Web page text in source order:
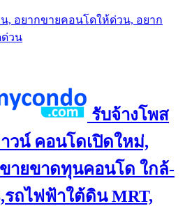
, อยากขายคอนโดให้ด่วน, อยาก
วน
รับจ้างโพส
วน์ คอนโดเปิดใหม่,
ายขาดทุนคอนโด ใกล้-
ถไฟฟ้าใต้ดิน MRT,